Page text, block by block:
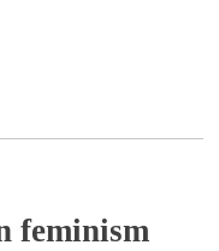
feminism